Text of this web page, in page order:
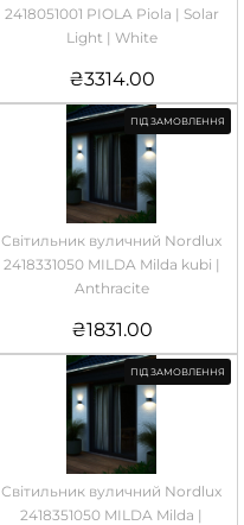
2418051001 PIOLA Piola | Solar
Light | White
₴3314.00
ПІД ЗАМОВЛЕННЯ
Світильник вуличний Nordlux
2418331050 MILDA Milda kubi |
Anthracite
₴1831.00
ПІД ЗАМОВЛЕННЯ
Світильник вуличний Nordlux
2418351050 MILDA Milda |